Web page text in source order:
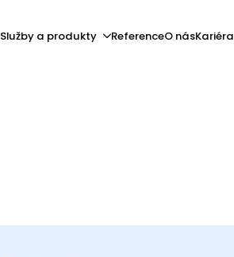
Služby a produkty ReferenceO násKariéra